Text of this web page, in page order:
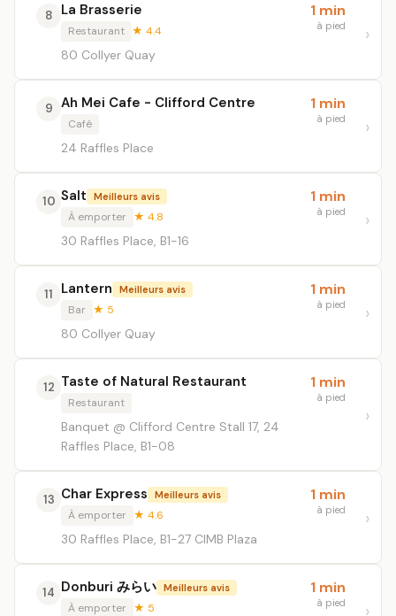
8 La Brasserie
Restaurant ★ 4.4
80 Collyer Quay
1 min
à pied
9 Ah Mei Cafe - Clifford Centre
Café
24 Raffles Place
1 min
à pied
10 Salt Meilleurs avis
À emporter ★ 4.8
30 Raffles Place, B1-16
1 min
à pied
11 Lantern Meilleurs avis
Bar ★ 5
80 Collyer Quay
1 min
à pied
12 Taste of Natural Restaurant
Restaurant
Banquet @ Clifford Centre Stall 17, 24
Raffles Place, B1-08
1 min
à pied
13 Char Express Meilleurs avis
À emporter ★ 4.6
30 Raffles Place, B1-27 CIMB Plaza
1 min
à pied
14 Donburi みらい Meilleurs avis
À emporter ★ 5
1 min
à pied